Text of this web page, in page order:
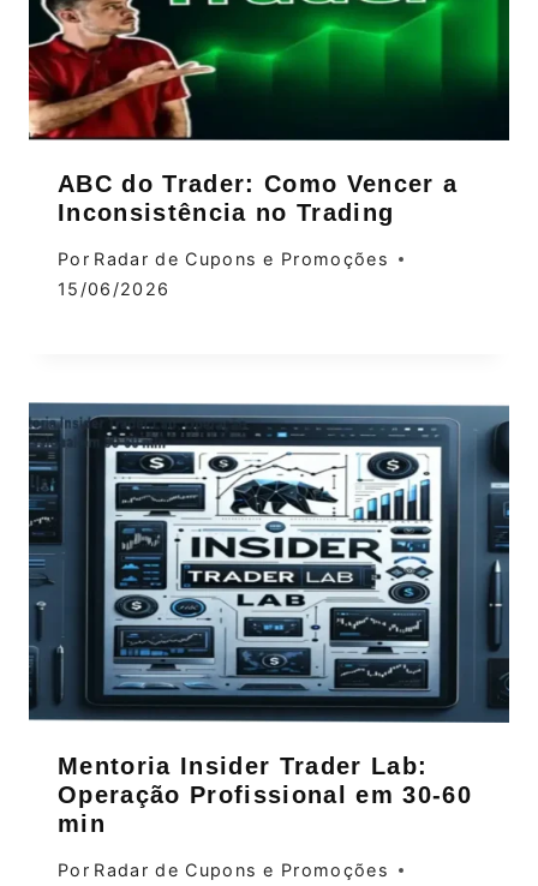
ABC do Trader: Como Vencer a
Inconsistência no Trading
Por Radar de Cupons e Promoções
15/06/2026
Mentoria Insider Trader Lab:
Operação Profissional em 30‑60
min
Por Radar de Cupons e Promoções